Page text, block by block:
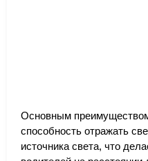
Основным
способность отражать
источника света, что